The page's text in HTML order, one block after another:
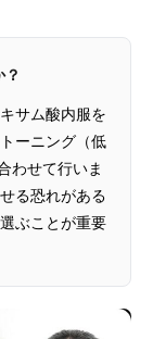
サム酸内服を
ーニング（低
わせて行いま
る恐れがある
ぶことが重要